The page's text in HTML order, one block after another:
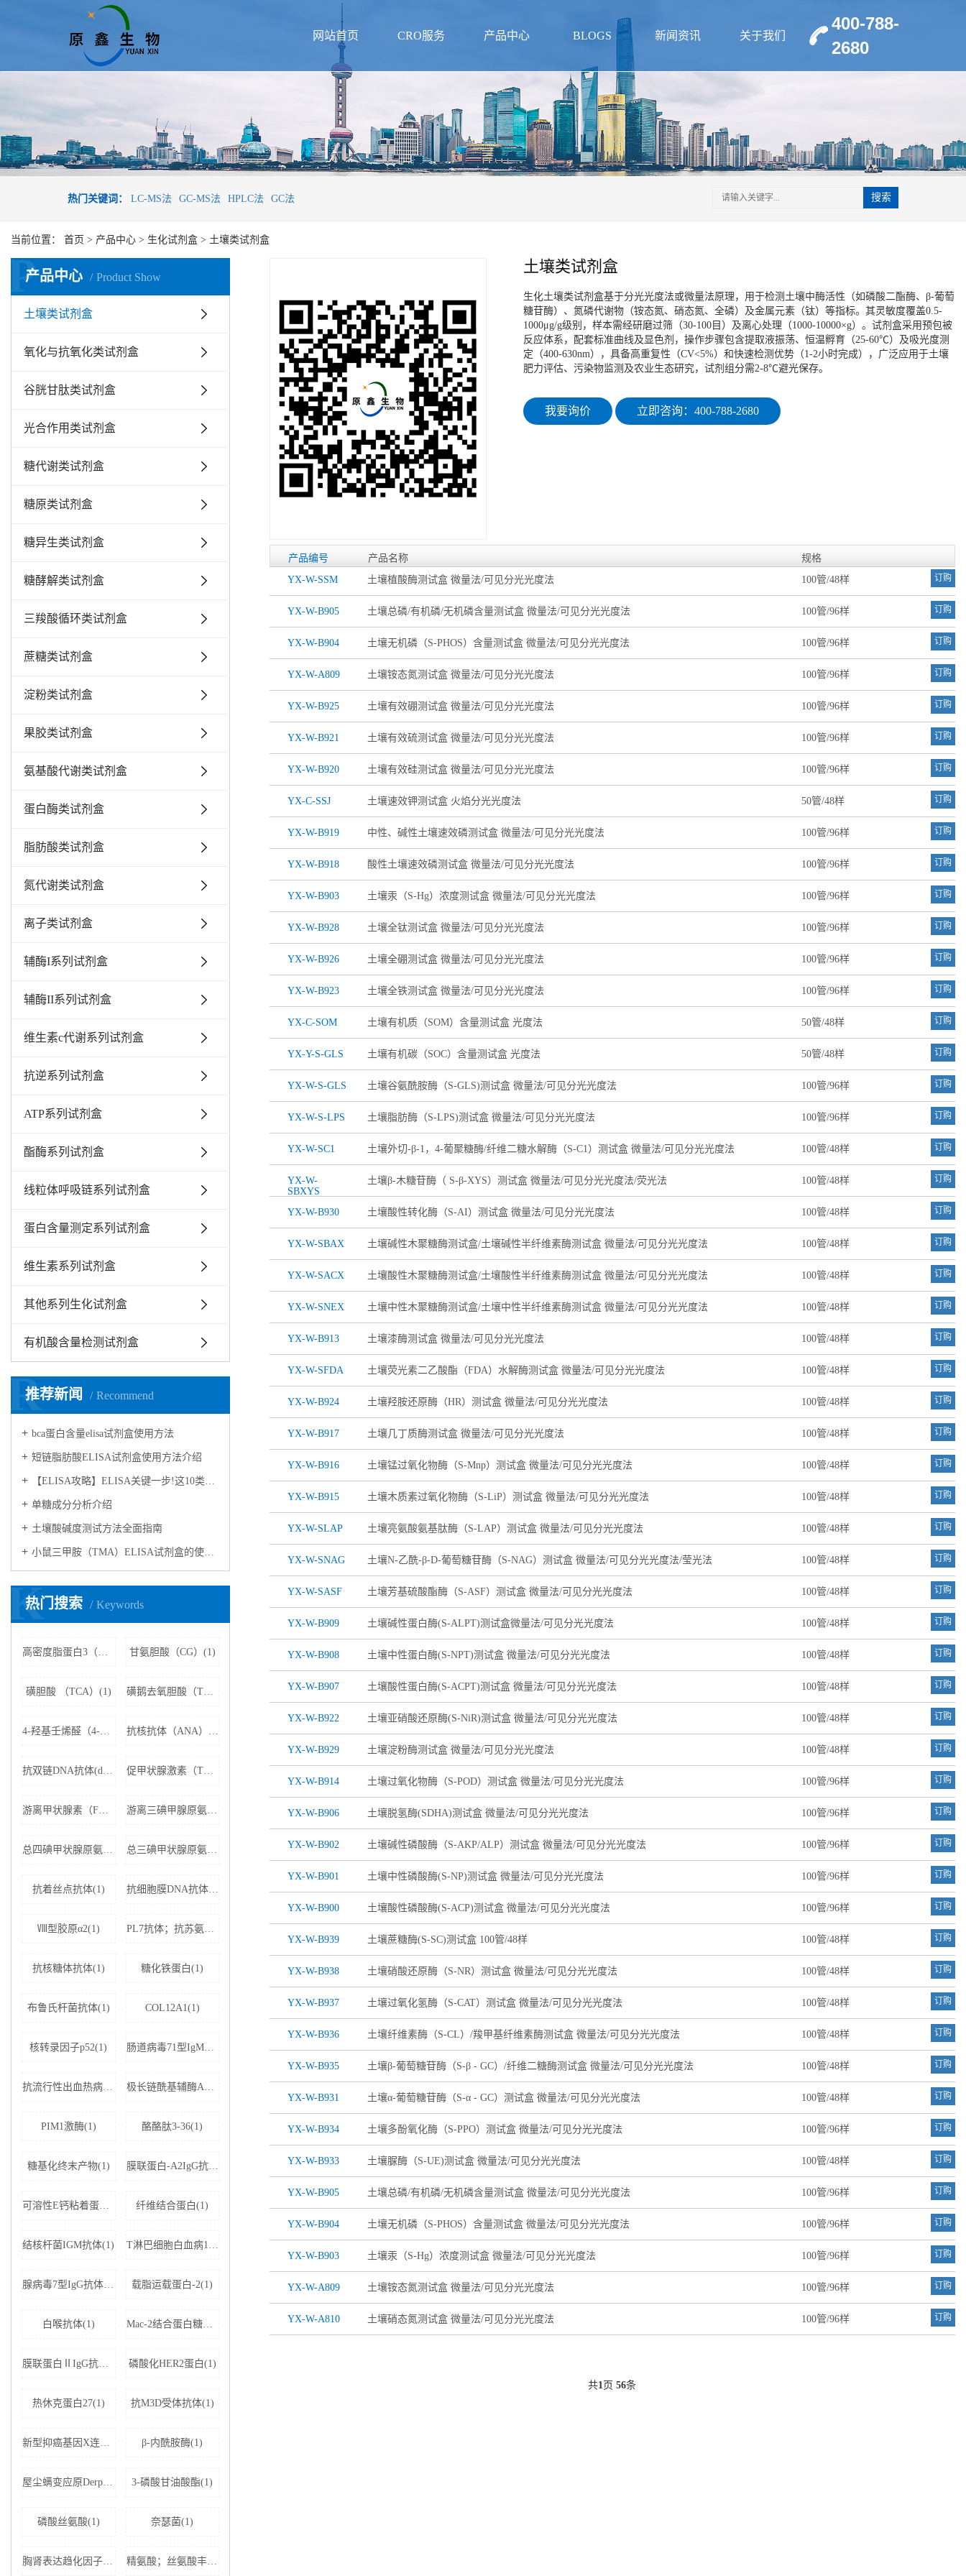
网站首页 CRO服务 产品中心 BLOGS 新闻资讯 关于我们
400-788-
2680
热门关键词： LC-MS法 GC-MS法 HPLC法 GC法 搜索
当前位置： 首页 > 产品中心 > 生化试剂盒 > 土壤类试剂盒
产品中心 Product Show
P
土壤类试剂盒
氧化与抗氧化类试剂盒
谷胱甘肽类试剂盒
光合作用类试剂盒
糖代谢类试剂盒
糖原类试剂盒
糖异生类试剂盒
糖酵解类试剂盒
三羧酸循环类试剂盒
蔗糖类试剂盒
淀粉类试剂盒
果胶类试剂盒
氨基酸代谢类试剂盒
蛋白酶类试剂盒
脂肪酸类试剂盒
氮代谢类试剂盒
离子类试剂盒
辅酶I系列试剂盒
辅酶II系列试剂盒
维生素c代谢系列试剂盒
抗逆系列试剂盒
ATP系列试剂盒
酯酶系列试剂盒
线粒体呼吸链系列试剂盒
蛋白含量测定系列试剂盒
维生素系列试剂盒
其他系列生化试剂盒
有机酸含量检测试剂盒
推荐新闻 Recommend
R
bca蛋白含量elisa试剂盒使用方法
短链脂肪酸ELISA试剂盒使用方法介绍
【ELISA攻略】ELISA关键一步!这10类样品要如何处理?
​单糖成分分析介绍
​土壤酸碱度测试方法全面指南
小鼠三甲胺（TMA）ELISA试剂盒的使用方法
热门搜索 Keywords
K
高密度脂蛋白3（HDL3）(1) 甘氨胆酸（CG）(1)
磺胆酸 （TCA）(1) 磺鹅去氧胆酸（TCDCA）(1)
4-羟基壬烯醛（4-HNE）(1) 抗核抗体（ANA）(1)
抗双链DNA抗体(dsDNA)(1) 促甲状腺激素（TSH）(1)
游离甲状腺素（FT4）(1) 游离三碘甲腺原氨酸（FT3）(1)
总四碘甲状腺原氨酸（TT4）(1) 总三碘甲状腺原氨酸（TT3)(1)
抗着丝点抗体(1) 抗细胞膜DNA抗体(1)
Ⅷ型胶原α2(1) PL7抗体；抗苏氨酰tRNA合成酶(1)
抗核糖体抗体(1) 糖化铁蛋白(1)
布鲁氏杆菌抗体(1) COL12A1(1)
核转录因子p52(1) 肠道病毒71型IgM抗体(1)
抗流行性出血热病毒IgM抗体(1) 极长链酰基辅酶A脱氢酶(1)
PIM1激酶(1) 酪酪肽3-36(1)
糖基化终末产物(1) 膜联蛋白-A2IgG抗体(1)
可溶性E钙粘着蛋白;可溶性上皮性钙黏附蛋白(1) 纤维结合蛋白(1)
结核杆菌IGM抗体(1) T淋巴细胞白血病1+2型病毒(1)
腺病毒7型IgG抗体(1) 载脂运载蛋白-2(1)
白喉抗体(1) Mac-2结合蛋白糖基化异构体(1)
膜联蛋白ⅡIgG抗体(1) 磷酸化HER2蛋白(1)
热休克蛋白27(1) 抗M3D受体抗体(1)
新型抑癌基因X连锁凋亡抑制蛋白相关因子-1(1) β-内酰胺酶(1)
屋尘螨变应原Derp1 IgE抗体(1) 3-磷酸甘油酸酯(1)
磷酸丝氨酸(1) 奈瑟菌(1)
胸肾表达趋化因子(1) 精氨酸；丝氨酸丰富剪接因子1(1)
土壤类试剂盒
生化土壤类试剂盒基于分光光度法或微量法原理，用于检测土壤中酶活性（如磷酸二酯酶、β-葡萄
糖苷酶）、氮磷代谢物（铵态氮、硝态氮、全磷）及金属元素（钛）等指标。其灵敏度覆盖0.5-
1000μg/g级别，样本需经研磨过筛（30-100目）及离心处理（1000-10000×g）。试剂盒采用预包被
反应体系，配套标准曲线及显色剂，操作步骤包含提取液振荡、恒温孵育（25-60℃）及吸光度测
定（400-630nm），具备高重复性（CV<5%）和快速检测优势（1-2小时完成），广泛应用于土壤
肥力评估、污染物监测及农业生态研究，试剂组分需2-8℃避光保存。
我要询价 立即咨询：400-788-2680
产品编号 产品名称
规格
YX-W-SSM
土壤植酸酶测试盒 微量法/可见分光光度法 100管/48样 订购
YX-W-B905 土壤总磷/有机磷/无机磷含量测试盒 微量法/可见分光光度法 100管/96样 订购
YX-W-B904 土壤无机磷（S-PHOS）含量测试盒 微量法/可见分光光度法 100管/96样 订购
YX-W-A809 土壤铵态氮测试盒 微量法/可见分光光度法 100管/96样 订购
YX-W-B925 土壤有效硼测试盒 微量法/可见分光光度法 100管/96样 订购
YX-W-B921 土壤有效硫测试盒 微量法/可见分光光度法 100管/96样 订购
YX-W-B920 土壤有效硅测试盒 微量法/可见分光光度法 100管/96样 订购
YX-C-SSJ 土壤速效钾测试盒 火焰分光光度法 50管/48样 订购
YX-W-B919 中性、碱性土壤速效磷测试盒 微量法/可见分光光度法 100管/96样 订购
YX-W-B918 酸性土壤速效磷测试盒 微量法/可见分光光度法 100管/96样 订购
YX-W-B903 土壤汞（S-Hg）浓度测试盒 微量法/可见分光光度法 100管/96样 订购
YX-W-B928 土壤全钛测试盒 微量法/可见分光光度法 100管/96样 订购
YX-W-B926 土壤全硼测试盒 微量法/可见分光光度法 100管/96样 订购
YX-W-B923 土壤全铁测试盒 微量法/可见分光光度法 100管/96样 订购
YX-C-SOM 土壤有机质（SOM）含量测试盒 光度法 50管/48样 订购
YX-Y-S-GLS 土壤有机碳（SOC）含量测试盒 光度法 50管/48样 订购
YX-W-S-GLS 土壤谷氨酰胺酶（S-GLS)测试盒 微量法/可见分光光度法 100管/96样 订购
YX-W-S-LPS 土壤脂肪酶（S-LPS)测试盒 微量法/可见分光光度法 100管/96样 订购
YX-W-SC1 土壤外切-β-1，4-葡聚糖酶/纤维二糖水解酶（S-C1）测试盒 微量法/可见分光光度法 100管/48样 订购
YX-W-
SBXYS
土壤β-木糖苷酶（ S-β-XYS）测试盒 微量法/可见分光光度法/荧光法 100管/48样 订购
YX-W-B930 土壤酸性转化酶（S-AI）测试盒 微量法/可见分光光度法 100管/48样 订购
YX-W-SBAX 土壤碱性木聚糖酶测试盒/土壤碱性半纤维素酶测试盒 微量法/可见分光光度法 100管/48样 订购
YX-W-SACX 土壤酸性木聚糖酶测试盒/土壤酸性半纤维素酶测试盒 微量法/可见分光光度法 100管/48样 订购
YX-W-SNEX 土壤中性木聚糖酶测试盒/土壤中性半纤维素酶测试盒 微量法/可见分光光度法 100管/48样 订购
YX-W-B913 土壤漆酶测试盒 微量法/可见分光光度法 100管/48样 订购
YX-W-SFDA 土壤荧光素二乙酸酯（FDA）水解酶测试盒 微量法/可见分光光度法 100管/48样 订购
YX-W-B924 土壤羟胺还原酶（HR）测试盒 微量法/可见分光光度法 100管/48样 订购
YX-W-B917 土壤几丁质酶测试盒 微量法/可见分光光度法 100管/48样 订购
YX-W-B916 土壤锰过氧化物酶（S-Mnp）测试盒 微量法/可见分光光度法 100管/48样 订购
YX-W-B915 土壤木质素过氧化物酶（S-LiP）测试盒 微量法/可见分光光度法 100管/48样 订购
YX-W-SLAP 土壤亮氨酸氨基肽酶（S-LAP）测试盒 微量法/可见分光光度法 100管/48样 订购
YX-W-SNAG 土壤N-乙酰-β-D-葡萄糖苷酶（S-NAG）测试盒 微量法/可见分光光度法/莹光法 100管/48样 订购
YX-W-SASF 土壤芳基硫酸酯酶（S-ASF）测试盒 微量法/可见分光光度法 100管/48样 订购
YX-W-B909 土壤碱性蛋白酶(S-ALPT)测试盒微量法/可见分光光度法 100管/48样 订购
YX-W-B908 土壤中性蛋白酶(S-NPT)测试盒 微量法/可见分光光度法 100管/48样 订购
YX-W-B907 土壤酸性蛋白酶(S-ACPT)测试盒 微量法/可见分光光度法 100管/48样 订购
YX-W-B922 土壤亚硝酸还原酶(S-NiR)测试盒 微量法/可见分光光度法 100管/48样 订购
YX-W-B929 土壤淀粉酶测试盒 微量法/可见分光光度法 100管/48样 订购
YX-W-B914 土壤过氧化物酶（S-POD）测试盒 微量法/可见分光光度法 100管/96样 订购
YX-W-B906 土壤脱氢酶(SDHA)测试盒 微量法/可见分光光度法 100管/96样 订购
YX-W-B902 土壤碱性磷酸酶（S-AKP/ALP）测试盒 微量法/可见分光光度法 100管/96样 订购
YX-W-B901 土壤中性磷酸酶(S-NP)测试盒 微量法/可见分光光度法 100管/96样 订购
YX-W-B900 土壤酸性磷酸酶(S-ACP)测试盒 微量法/可见分光光度法 100管/96样 订购
YX-W-B939 土壤蔗糖酶(S-SC)测试盒 100管/48样 100管/48样 订购
YX-W-B938 土壤硝酸还原酶（S-NR）测试盒 微量法/可见分光光度法 100管/48样 订购
YX-W-B937 土壤过氧化氢酶（S-CAT）测试盒 微量法/可见分光光度法 100管/48样 订购
YX-W-B936 土壤纤维素酶（S-CL）/羧甲基纤维素酶测试盒 微量法/可见分光光度法 100管/48样 订购
YX-W-B935 土壤β-葡萄糖苷酶（S-β - GC）/纤维二糖酶测试盒 微量法/可见分光光度法 100管/48样 订购
YX-W-B931 土壤α-葡萄糖苷酶（S-α - GC）测试盒 微量法/可见分光光度法 100管/48样 订购
YX-W-B934 土壤多酚氧化酶（S-PPO）测试盒 微量法/可见分光光度法 100管/96样 订购
YX-W-B933 土壤脲酶（S-UE)测试盒 微量法/可见分光光度法 100管/48样 订购
YX-W-B905 土壤总磷/有机磷/无机磷含量测试盒 微量法/可见分光光度法 100管/96样 订购
YX-W-B904 土壤无机磷（S-PHOS）含量测试盒 微量法/可见分光光度法 100管/96样 订购
YX-W-B903 土壤汞（S-Hg）浓度测试盒 微量法/可见分光光度法 100管/96样 订购
YX-W-A809 土壤铵态氮测试盒 微量法/可见分光光度法 100管/96样 订购
YX-W-A810 土壤硝态氮测试盒 微量法/可见分光光度法 100管/96样 订购
共1页56条